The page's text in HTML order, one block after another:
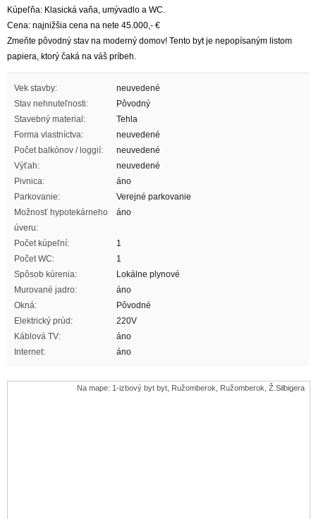
Kúpeľňa: Klasická vaňa, umývadlo a WC.
Cena: najnižšia cena na nete 45.000,- €
Zmeňte pôvodný stav na moderný domov! Tento byt je nepopísaným listom
papiera, ktorý čaká na váš príbeh.
Vek stavby:
neuvedené
Stav nehnuteľnosti:
Pôvodný
Stavebný material:
Tehla
Forma vlastníctva:
neuvedené
Počet balkónov / loggií:
neuvedené
Výťah:
neuvedené
Pivnica:
áno
Parkovanie:
Verejné parkovanie
Možnosť hypotekárneho
úveru:
áno
Počet kúpeľní:
1
Počet WC:
1
Spôsob kúrenia:
Lokálne plynové
Murované jadro:
áno
Okná:
Pôvodné
Elektrický prúd:
220V
Káblová TV:
áno
Internet:
áno
Na mape: 1-izbový byt byt, Ružomberok, Ružomberok, Ž.Silbigera